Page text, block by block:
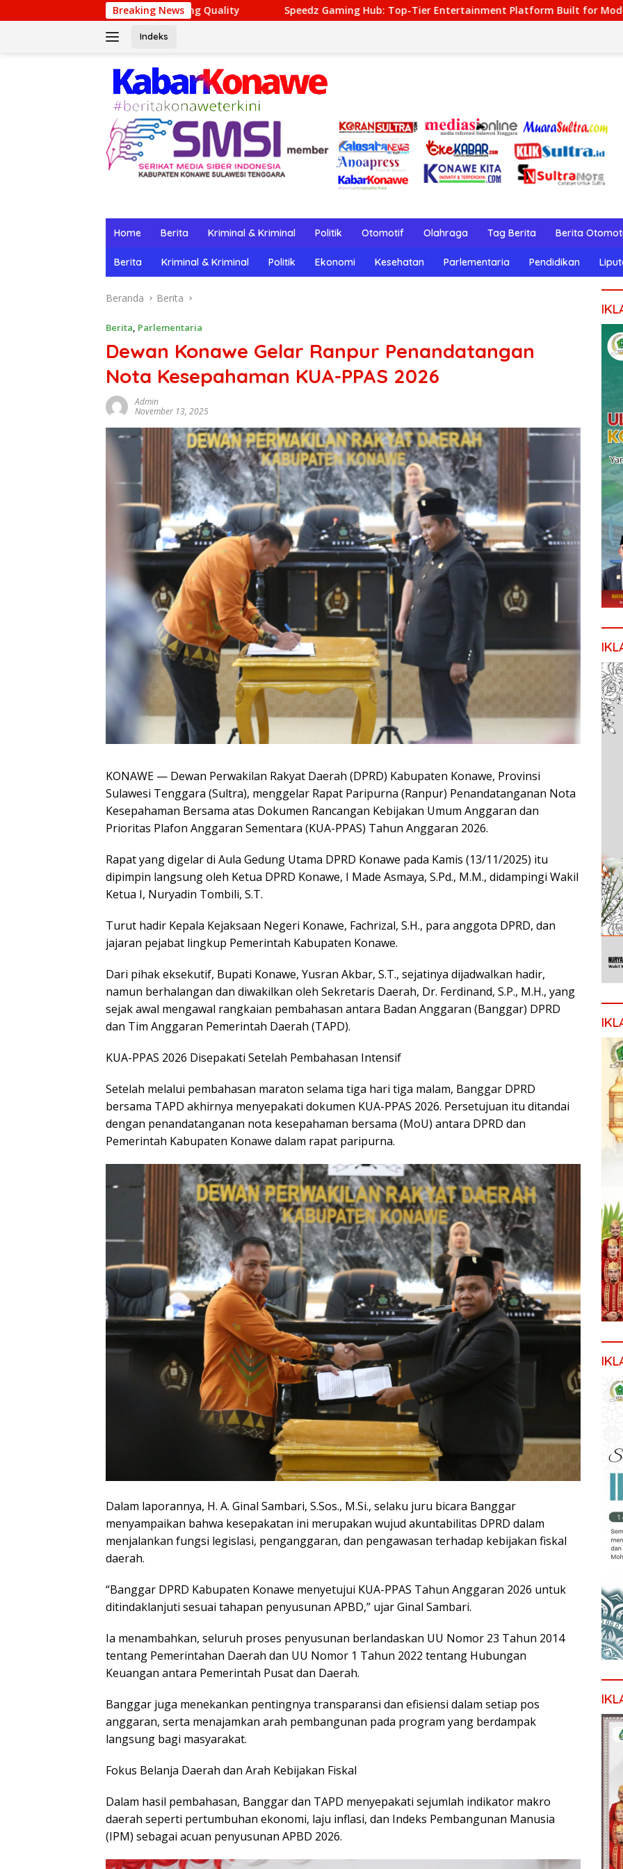
ke
Breaking NewsSpeedz Gaming Hub: Top-Tier Entertainment Platform Built for Modern Gamblers
Indeks
Home Berita Kriminal & Kriminal Politik Otomotif Olahraga Tag Berita Berita
Berita Kriminal & Kriminal Politik Ekonomi Kesehatan Parlementaria Pendidikan
Beranda Berita
Berita, Parlementaria
Dewan Konawe Gelar Ranpur Penandatangan
Nota Kesepahaman KUA-PPAS 2026
Admin
November 13, 2025
KONAWE — Dewan Perwakilan Rakyat Daerah (DPRD) Kabupaten Konawe, Provinsi
Sulawesi Tenggara (Sultra), menggelar Rapat Paripurna (Ranpur) Penandatanganan Nota
Kesepahaman Bersama atas Dokumen Rancangan Kebijakan Umum Anggaran dan
Prioritas Plafon Anggaran Sementara (KUA-PPAS) Tahun Anggaran 2026.
Rapat yang digelar di Aula Gedung Utama DPRD Konawe pada Kamis (13/11/2025) itu
dipimpin langsung oleh Ketua DPRD Konawe, I Made Asmaya, S.Pd., M.M., didampingi Wakil
Ketua I, Nuryadin Tombili, S.T.
Turut hadir Kepala Kejaksaan Negeri Konawe, Fachrizal, S.H., para anggota DPRD, dan
jajaran pejabat lingkup Pemerintah Kabupaten Konawe.
Dari pihak eksekutif, Bupati Konawe, Yusran Akbar, S.T., sejatinya dijadwalkan hadir,
namun berhalangan dan diwakilkan oleh Sekretaris Daerah, Dr. Ferdinand, S.P., M.H., yang
sejak awal mengawal rangkaian pembahasan antara Badan Anggaran (Banggar) DPRD
dan Tim Anggaran Pemerintah Daerah (TAPD).
KUA-PPAS 2026 Disepakati Setelah Pembahasan Intensif
Setelah melalui pembahasan maraton selama tiga hari tiga malam, Banggar DPRD
bersama TAPD akhirnya menyepakati dokumen KUA-PPAS 2026. Persetujuan itu ditandai
dengan penandatanganan nota kesepahaman bersama (MoU) antara DPRD dan
Pemerintah Kabupaten Konawe dalam rapat paripurna.
Dalam laporannya, H. A. Ginal Sambari, S.Sos., M.Si., selaku juru bicara Banggar
menyampaikan bahwa kesepakatan ini merupakan wujud akuntabilitas DPRD dalam
menjalankan fungsi legislasi, penganggaran, dan pengawasan terhadap kebijakan fiskal
daerah.
“Banggar DPRD Kabupaten Konawe menyetujui KUA-PPAS Tahun Anggaran 2026 untuk
ditindaklanjuti sesuai tahapan penyusunan APBD,” ujar Ginal Sambari.
Ia menambahkan, seluruh proses penyusunan berlandaskan UU Nomor 23 Tahun 2014
tentang Pemerintahan Daerah dan UU Nomor 1 Tahun 2022 tentang Hubungan
Keuangan antara Pemerintah Pusat dan Daerah.
Banggar juga menekankan pentingnya transparansi dan efisiensi dalam setiap pos
anggaran, serta menajamkan arah pembangunan pada program yang berdampak
langsung bagi masyarakat.
Fokus Belanja Daerah dan Arah Kebijakan Fiskal
Dalam hasil pembahasan, Banggar dan TAPD menyepakati sejumlah indikator makro
daerah seperti pertumbuhan ekonomi, laju inflasi, dan Indeks Pembangunan Manusia
(IPM) sebagai acuan penyusunan APBD 2026.